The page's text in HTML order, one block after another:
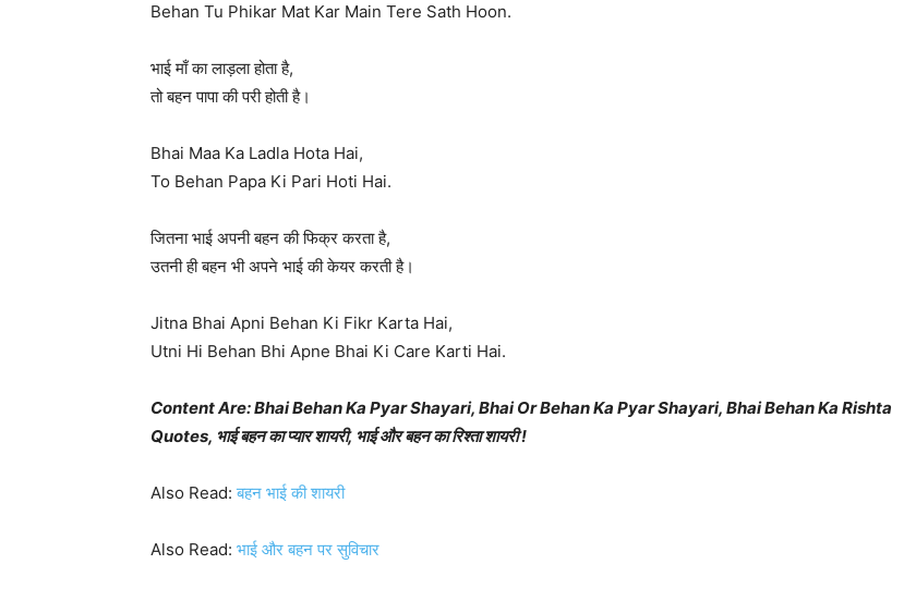
Behan Tu Phikar Mat Kar Main Tere Sath Hoon.
भाई माँ का लाड़ला होता है,
तो बहन पापा की परी होती है।
Bhai Maa Ka Ladla Hota Hai,
To Behan Papa Ki Pari Hoti Hai.
जितना भाई अपनी बहन की फिक्र करता है,
उतनी ही बहन भी अपने भाई की केयर करती है।
Jitna Bhai Apni Behan Ki Fikr Karta Hai,
Utni Hi Behan Bhi Apne Bhai Ki Care Karti Hai.
Content Are: Bhai Behan Ka Pyar Shayari, Bhai Or Behan Ka Pyar Shayari, Bhai Behan Ka Rishta
Quotes, भाई बहन का प्यार शायरी, भाई और बहन का रिश्ता शायरी !
Also Read:बहन भाई की शायरी
Also Read: भाई और बहन पर सुविचार